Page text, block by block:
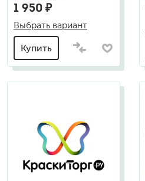
1 950 ₽
Выбрать вариант
Купить